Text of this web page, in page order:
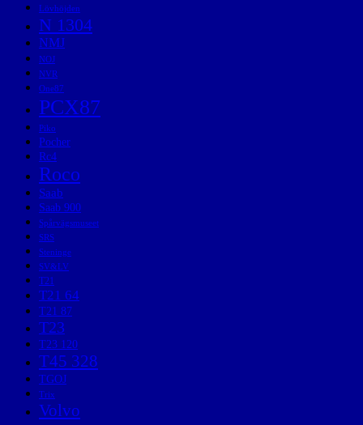
Lövhöjden
N 1304
NMJ
NOJ
NVR
One87
PCX87
Piko
Pocher
Rc4
Roco
Saab
Saab 900
Spårvägsmuseet
SRS
Steninge
SV&LV
T21
T21 64
T21 87
T23
T23 120
T45 328
TGOJ
Trix
Volvo